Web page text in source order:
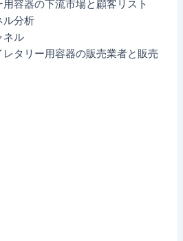
用容器の下流市場と顧客リスト
ル分析
ル
タリー用容器の販売業者と販売